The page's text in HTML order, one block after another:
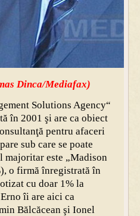
Dinca/Mediafax)
Solutions Agency“
în 2001 şi are ca obiect
pentru afaceri
sub care se poate
majoritar este „Madison
o firmă înregistrată în
cu doar 1% la
îi are aici ca
Bălcăcean şi Ionel